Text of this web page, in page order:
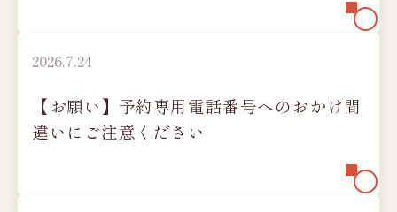
2026.7.24
【お願い】予約専用電話番号へのおかけ間
違いにご注意ください